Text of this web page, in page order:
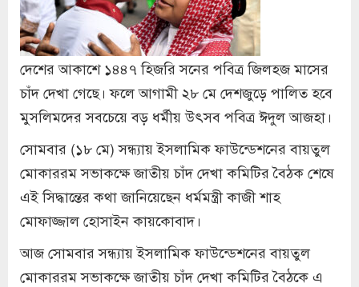
দেশের আকাশে ১৪৪৭ হিজরি সনের পবিত্র জিলহজ মাসের
চাঁদ দেখা গেছে। ফলে আগামী ২৮ মে দেশজুড়ে পালিত হবে
মুসলিমদের সবচেয়ে বড় ধর্মীয় উৎসব পবিত্র ঈদুল আজহা।
সোমবার (১৮ মে) সন্ধ্যায় ইসলামিক ফাউন্ডেশনের বায়তুল
মোকাররম সভাকক্ষে জাতীয় চাঁদ দেখা কমিটির বৈঠক শেষে
এই সিদ্ধান্তের কথা জানিয়েছেন ধর্মমন্ত্রী কাজী শাহ
মোফাজ্জাল হোসাইন কায়কোবাদ।
আজ সোমবার সন্ধ্যায় ইসলামিক ফাউন্ডেশনের বায়তুল
মোকাররম সভাকক্ষে জাতীয় চাঁদ দেখা কমিটির বৈঠকে এ